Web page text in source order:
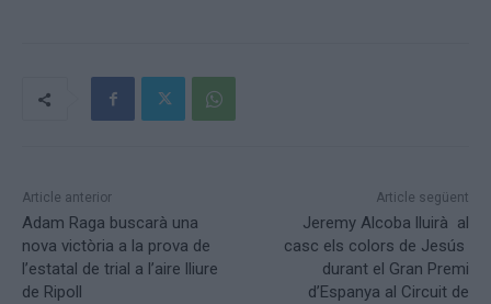
Article anterior
Adam Raga buscarà una
nova victòria a la prova de
l’estatal de trial a l’aire lliure
de Ripoll
Article següent
Jeremy Alcoba lluirà al
casc els colors de Jesús
durant el Gran Premi
d’Espanya al Circuit de